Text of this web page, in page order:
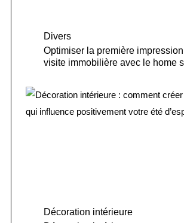
Divers
Optimiser la première impression
visite immobilière avec le home
Décoration intérieure